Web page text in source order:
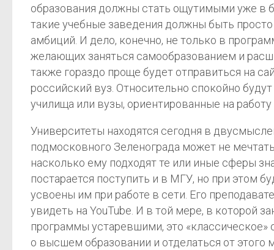
образования должны стать ощутимыми уже в
такие учебные заведения должны быть
амбиций. И дело, конечно, не только в
желающих заняться самообразованием и
также гораздо проще будет отправиться на
российский вуз. Относительно спокойно
училища или вузы, ориентированные на
Университеты находятся сегодня в
подмосковного Зеленограда может не
насколько ему подходят те или иные сферы
постарается поступить и в МГУ, но при этом
усвоены им при работе в сети. Его
увидеть на YouTube. И в той мере, в которой
программы устаревшими, это
о высшем образовании и отделаться от